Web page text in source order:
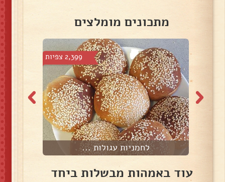
מתכונים מומלצים
2,399 צפיות
לחמניות עגולות ...
עוד באמהות מבשלות ביחד